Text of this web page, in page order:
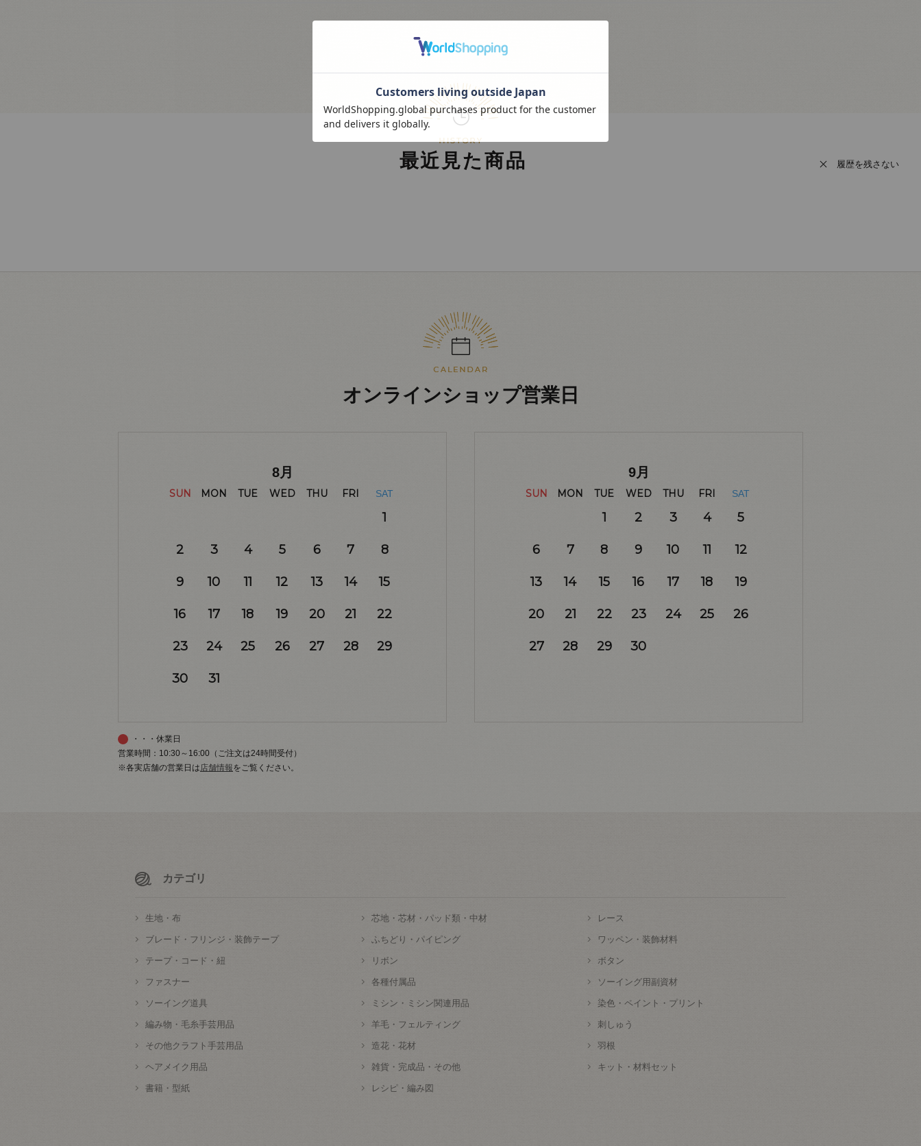
最近見た商品 履歴を残さない
オンラインショップ営業日
8月
SUN MON TUE WED THU FRI SAT
1
2 3 4 5 6 7 8
9 10 11 12 13 14 15
16 17 18 19 20 21 22
23 24 25 26 27 28 29
30 31
9月
SUN MON TUE WED THU FRI SAT
1 2 3 4 5
6 7 8 9 10 11 12
13 14 15 16 17 18 19
20 21 22 23 24 25 26
27 28 29 30
・・・休業日
営業時間：10:30～16:00（ご注文は24時間受付）
※各実店舗の営業日は店舗情報をご覧ください。
カテゴリ
生地・布 芯地・芯材・パッド類・中材 レース
ブレード・フリンジ・装飾テープ ふちどり・パイピング ワッペン・装飾材料
テープ・コード・紐 リボン ボタン
ファスナー 各種付属品 ソーイング用副資材
ソーイング道具 ミシン・ミシン関連用品 染色・ペイント・プリント
編み物・毛糸手芸用品 羊毛・フェルティング 刺しゅう
その他クラフト手芸用品 造花・花材 羽根
ヘアメイク用品 雑貨・完成品・その他 キット・材料セット
書籍・型紙 レシピ・編み図